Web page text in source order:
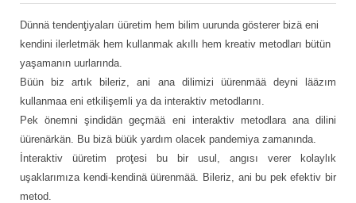
Dünnä tendenţiyaları üüretim hem bilim uurunda gösterer bizä eni
kendini ilerletmäk hem kullanmak akıllı hem kreativ metodları bütün
yaşamanın uurlarında.
Büün biz artık bileriz, ani ana dilimizi üürenmää deyni lääzım
kullanmaa eni etkilişemli ya da interaktiv metodlarını.
Pek önemni şindidän geçmää eni interaktiv metodlara ana dilini
üürenärkän. Bu bizä büük yardım olacek pandemiya zamanında.
İnteraktiv üüretim proţesi bu bir usul, angısı verer kolaylık
uşaklarımıza kendi-kendinä üürenmää. Bileriz, ani bu pek efektiv bir
metod.